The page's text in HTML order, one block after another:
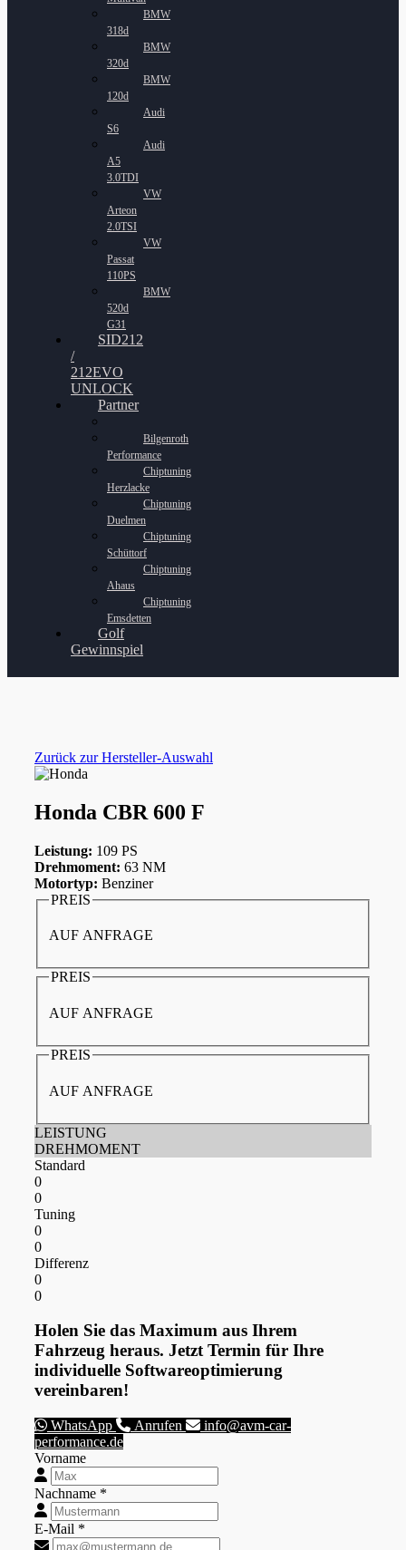
BMW
318d
BMW
320d
BMW
120d
Audi
S6
Audi
A5
3.0TDI
VW
Arteon
2.0TSI
VW
Passat
110PS
BMW
520d
G31
SID212
/
212EVO
UNLOCK
Partner
Bilgenroth
Performance
Chiptuning
Herzlacke
Chiptuning
Duelmen
Chiptuning
Schüttorf
Chiptuning
Ahaus
Chiptuning
Emsdetten
Golf
Gewinnspiel
Zurück zur Hersteller-Auswahl
Honda CBR 600 F
Leistung: 109 PS
Drehmoment: 63 NM
Motortyp: Benziner
PREIS
AUF ANFRAGE
PREIS
AUF ANFRAGE
PREIS
AUF ANFRAGE
LEISTUNG
DREHMOMENT
Standard
0
0
Tuning
0
0
Differenz
0
0
Holen Sie das Maximum aus Ihrem
Fahrzeug heraus. Jetzt Termin für Ihre
individuelle Softwareoptimierung
vereinbaren!
WhatsApp Anrufen
info@avm-car-
performance.de
Vorname
Nachname *
E-Mail *